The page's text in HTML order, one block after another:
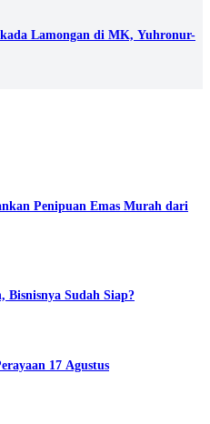
Lamongan di MK, Yuhronur-
Penipuan Emas Murah dari
Sudah Siap?
17 Agustus